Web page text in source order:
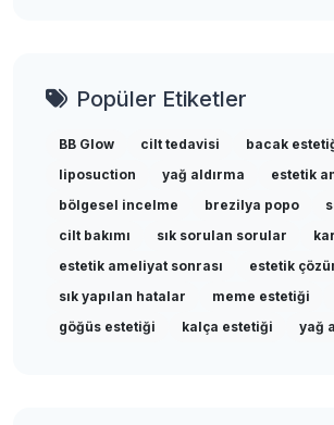
Popüler Etiketler
BB Glow cilt tedavisi
bacak
liposuction
yağ aldırma
estetik
bölgesel incelme
brezilya popo
cilt bakımı
sık sorulan sorular
estetik ameliyat sonrası
estetik
sık yapılan hatalar
meme estetiği
göğüs estetiği
kalça estetiği yağ